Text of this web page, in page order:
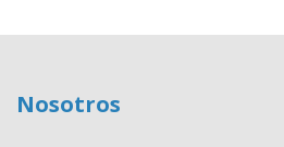
Nosotros